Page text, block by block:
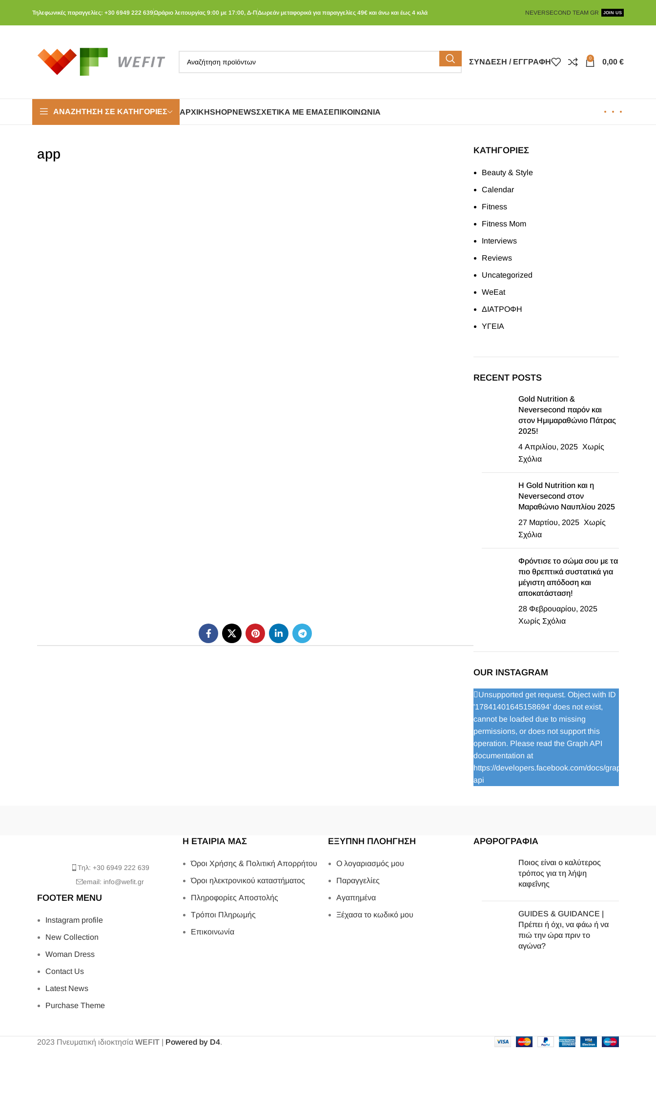
Τηλεφωνικές παραγγελίες: +30 6949 222 639Ωράριο λειτουργίας 9:00 με 17:00, Δ-ΠΔωρεάν μεταφορικά για παραγγελίες 49€ και άνω και έως 4 κιλά NEVERSECOND TEAM GR JOIN US
ΣΎΝΔΕΣΗ / ΕΓΓΡΑΦΉ 0 0,00 €
ΑΝΑΖΉΤΗΣΗ ΣΕ ΚΑΤΗΓΟΡΊΕΣ ΑΡΧΙΚΉSHOPNEWSΣΧΕΤΙΚΆ ΜΕ ΕΜΆΣΕΠΙΚΟΙΝΩΝΊΑ
app KΑΤΗΓΟΡΊΕΣ
Beauty & Style
Calendar
Fitness
Fitness Mom
Interviews
Reviews
Uncategorized
WeEat
ΔΙΑΤΡΟΦΗ
ΥΓΕΙΑ
RECENT POSTS
Gold Nutrition &
Neversecond παρόν και
στον Ημιμαραθώνιο Πάτρας
2025!
4 Απριλίου, 2025 Χωρίς
Σχόλια
Η Gold Nutrition και η
Neversecond στον
Μαραθώνιο Ναυπλίου 2025
27 Μαρτίου, 2025 Χωρίς
Σχόλια
Φρόντισε το σώμα σου με τα
πιο θρεπτικά συστατικά για
μέγιστη απόδοση και
αποκατάσταση!
28 Φεβρουαρίου, 2025
Χωρίς Σχόλια
OUR INSTAGRAM
Unsupported get request. Object with ID
'17841401645158694' does not exist,
cannot be loaded due to missing
permissions, or does not support this
operation. Please read the Graph API
documentation at
https://developers.facebook.com/docs/graph-
api
Τηλ: +30 6949 222 639
email: info@wefit.gr
FOOTER MENU
Instagram profile
New Collection
Woman Dress
Contact Us
Latest News
Purchase Theme
Η ΕΤΑΙΡΙΑ ΜΑΣ
Όροι Χρήσης & Πολιτική Απορρήτου
Όροι ηλεκτρονικού καταστήματος
Πληροφορίες Αποστολής
Τρόποι Πληρωμής
Επικοινωνία
ΕΞΥΠΝΗ ΠΛΟΗΓΗΣΗ
Ο λογαριασμός μου
Παραγγελίες
Αγαπημένα
Ξέχασα το κωδικό μου
ΑΡΘΡΟΓΡΑΦΙΑ
Ποιος είναι ο καλύτερος
τρόπος για τη λήψη
καφεΐνης
GUIDES & GUIDANCE |
Πρέπει ή όχι, να φάω ή να
πιώ την ώρα πριν το
αγώνα?
2023 Πνευματική ιδιοκτησία WEFIT | Powered by D4.